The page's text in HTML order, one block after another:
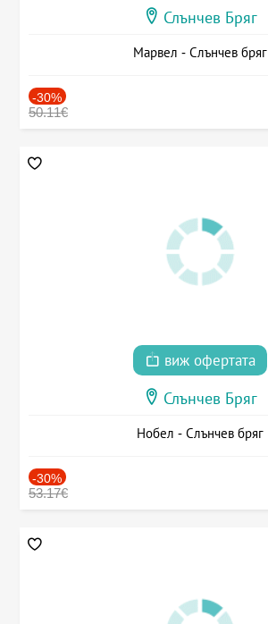
Слънчев Бряг
Марвел - Слънчев бряг
-30%
50.11€
виж офертата
Слънчев Бряг
Нобел - Слънчев бряг
-30%
53.17€